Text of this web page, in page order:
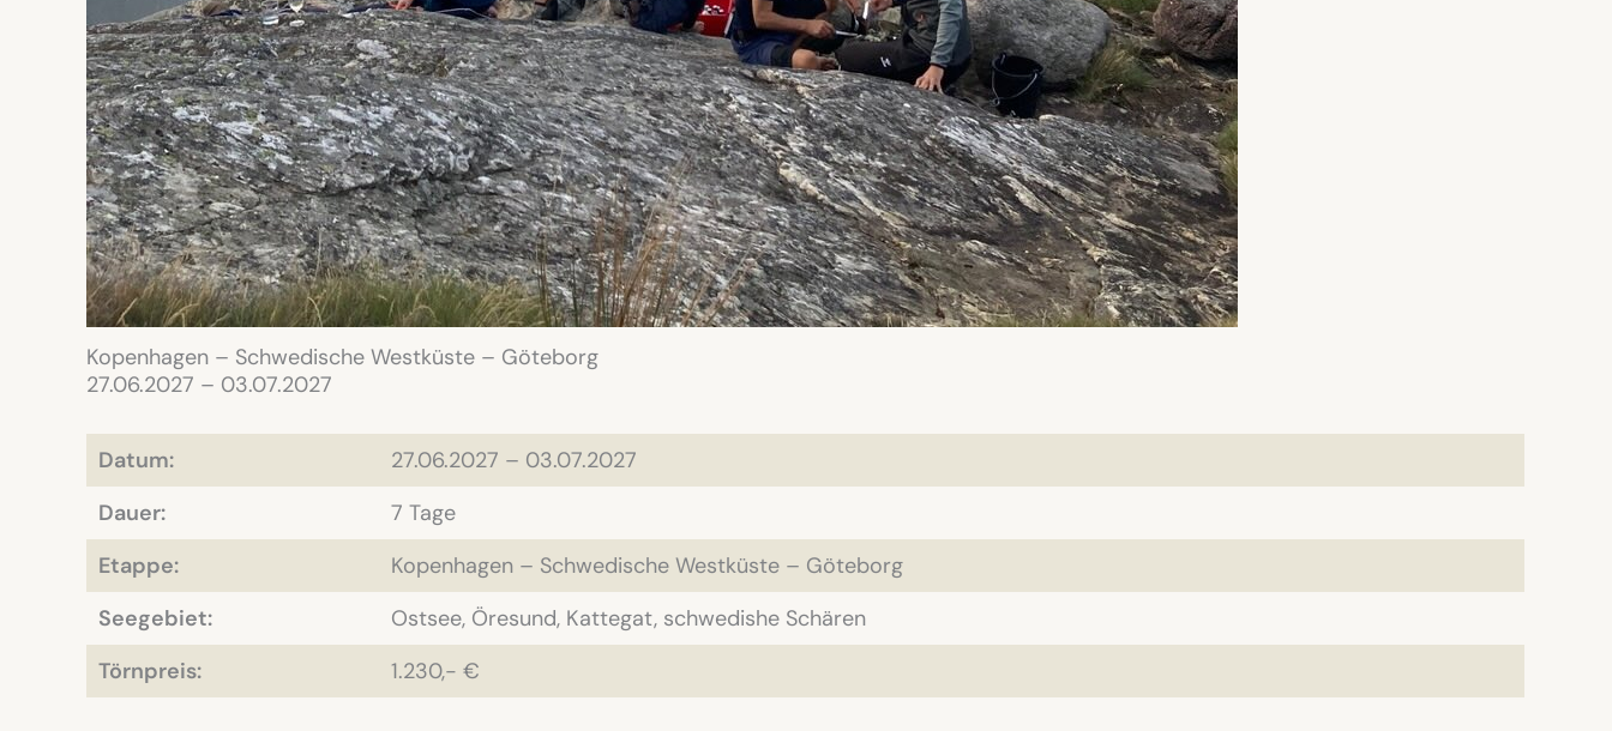
Kopenhagen – Schwedische Westküste – Göteborg
27.06.2027 – 03.07.2027
Datum:
27.06.2027 – 03.07.2027
Dauer:
7 Tage
Etappe:
Kopenhagen – Schwedische Westküste – Göteborg
Seegebiet:
Ostsee, Öresund, Kattegat, schwedishe Schären
Törnpreis:
1.230,- €